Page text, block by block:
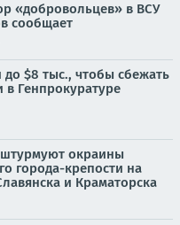
«добровольцев» в ВСУ
сообщает
$8 тыс., чтобы сбежать
Генпрокуратуре
окраины
города-крепости на
и Краматорска